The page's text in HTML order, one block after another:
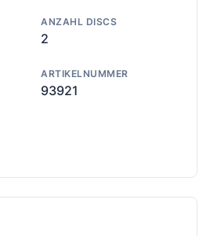
ANZAHL DISCS
2
ARTIKELNUMMER
93921